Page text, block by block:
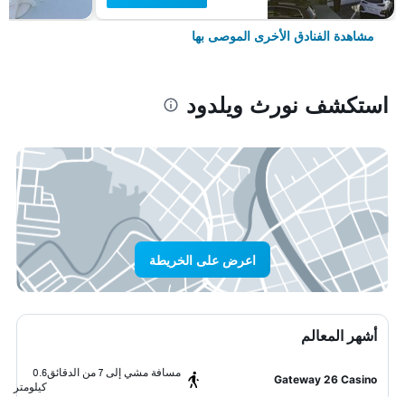
مشاهدة الفنادق الأخرى الموصى بها
استكشف نورث ويلدود
اعرض على الخريطة
أشهر المعالم
Gateway 26 Casino
مسافة مشي إلى 7 من الدقائق
0.6
كيلومتر